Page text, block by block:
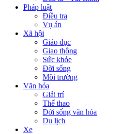
Pháp luật
Điều tra
Vụ án
Xã hội
Giáo dục
Giao thông
Sức khỏe
Đời sống
Môi trường
Văn hóa
Giải trí
Thể thao
Đời sống văn hóa
Du lịch
Xe